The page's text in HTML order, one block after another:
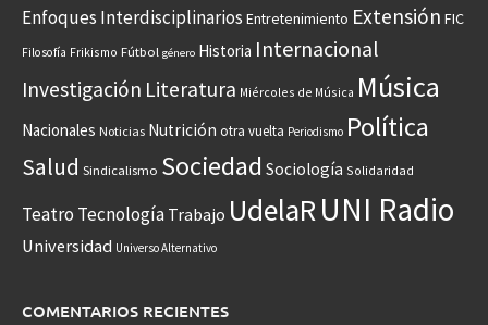
Enfoques Interdisciplinarios Entretenimiento Extensión FIC
Filosofía Frikismo Fútbol género Historia Internacional
Investigación Literatura Miércoles de Música Música
Nacionales Noticias Nutrición otra vuelta Periodismo Política
Salud Sindicalismo Sociedad Sociología Solidaridad
Teatro Tecnología Trabajo UdelaR UNI Radio
Universidad Universo Alternativo
COMENTARIOS RECIENTES